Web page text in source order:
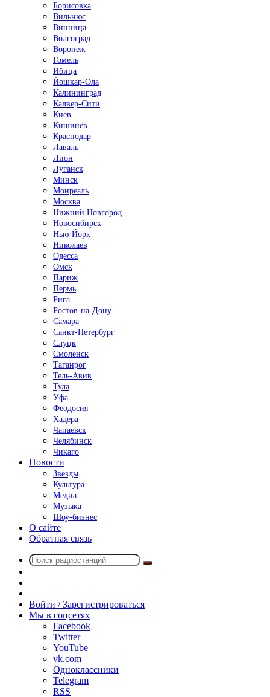
Борисовка
Вильнюс
Винница
Волгоград
Воронеж
Гомель
Ибица
Йошкар-Ола
Калининград
Калвер-Сити
Киев
Кишинёв
Краснодар
Лаваль
Лион
Луганск
Минск
Монреаль
Москва
Нижний Новгород
Новосибирск
Нью-Йорк
Николаев
Одесса
Омск
Париж
Пермь
Рига
Ростов-на-Дону
Самара
Санкт-Петербург
Слуцк
Смоленск
Таганрог
Тель-Авив
Тула
Уфа
Феодосия
Хадера
Чапаевск
Челябинск
Чикаго
Новости
Звезды
Культура
Медиа
Музыка
Шоу-бизнес
О сайте
Обратная связь
Поиск
радио
Войти / Зарегистрироваться
Мы в соцсетях
Facebook
Twitter
YouTube
vk.com
Одноклассники
Telegram
RSS